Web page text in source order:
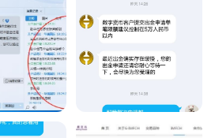
sa pag-trade kabilang ang
(Contracts for Difference)sa iba't
ng mga instrumento sa pag-trade na
Pagwiwithdraw
sa pamamagitan ng bank wire